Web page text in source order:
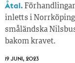
Åtal.
inletts i
småländska
bakom kravet.
19 JUNI, 2023